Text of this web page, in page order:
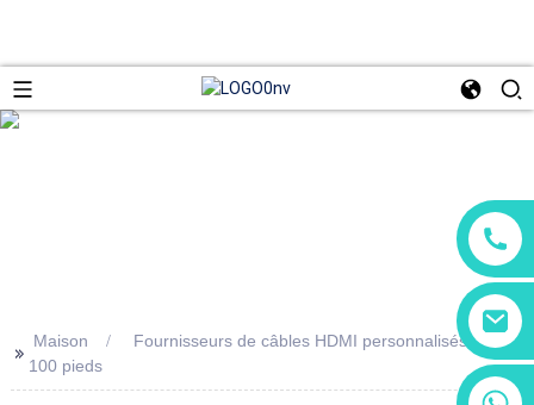
+86 13266180782
>> Maison
Fournisseurs de câbles HDMI personnalisés de
100 pieds